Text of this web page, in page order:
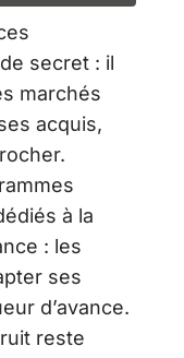
secret : il
marchés
acquis,
à la
: les
ses
d’avance.
reste